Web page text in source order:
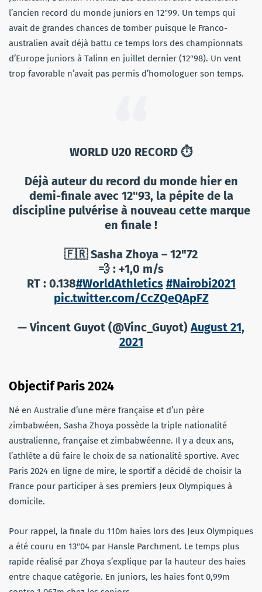
l’ancien record du monde juniors en 12″99. Un temps qui
avait de grandes chances de tomber puisque le Franco-
australien avait déjà battu ce temps lors des championnats
d’Europe juniors à Talinn en juillet dernier (12″98). Un vent
trop favorable n’avait pas permis d’homologuer son temps.
WORLD U20 RECORD ⏱
Déjà auteur du record du monde hier en
demi-finale avec 12"93, la pépite de la
discipline pulvérise à nouveau cette marque
en finale !
🇫🇷 Sasha Zhoya – 12"72
💨 : +1,0 m/s
RT : 0.138#WorldAthletics #Nairobi2021
pic.twitter.com/CcZQeQApFZ
— Vincent Guyot (@Vinc_Guyot)August 21,
2021
Objectif Paris 2024
Né en Australie d’une mère française et d’un père
zimbabwéen, Sasha Zhoya possède la triple nationalité
australienne, française et zimbabwéenne. Il y a deux ans,
l’athlète a dû faire le choix de sa nationalité sportive. Avec
Paris 2024 en ligne de mire, le sportif a décidé de choisir la
France pour participer à ses premiers Jeux Olympiques à
domicile.
Pour rappel, la finale du 110m haies lors des Jeux Olympiques
a été couru en 13″04 par Hansle Parchment. Le temps plus
rapide réalisé par Zhoya s’explique par la hauteur des haies
entre chaque catégorie. En juniors, les haies font 0,99m